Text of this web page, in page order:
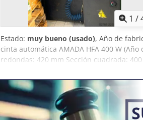
1 /
Estado: muy bueno (usado), Año de
cinta automática AMADA HFA 400 W
redondas: 420 mm Sección cuadrada:
Transportador de virutas Potencia del
15 - 90 m/min, regulable de forma
muy buen estado y es totalmente